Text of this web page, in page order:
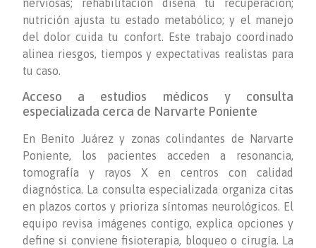
nerviosas; rehabilitación diseña tu recuperación;
nutrición ajusta tu estado metabólico; y el manejo
del dolor cuida tu confort. Este trabajo coordinado
alinea riesgos, tiempos y expectativas realistas para
tu caso.
Acceso a estudios médicos y consulta
especializada cerca de Narvarte Poniente
En Benito Juárez y zonas colindantes de Narvarte
Poniente, los pacientes acceden a resonancia,
tomografía y rayos X en centros con calidad
diagnóstica. La consulta especializada organiza citas
en plazos cortos y prioriza síntomas neurológicos. El
equipo revisa imágenes contigo, explica opciones y
define si conviene fisioterapia, bloqueo o cirugía. La